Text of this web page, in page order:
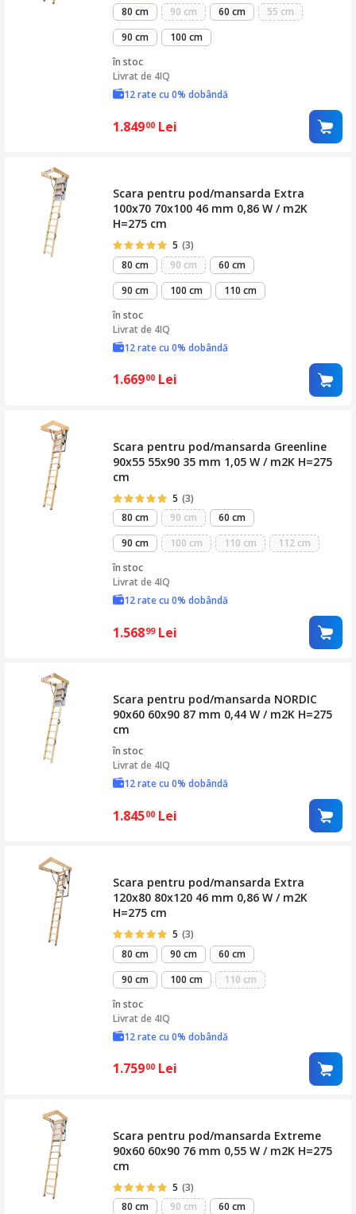
80 cm
90 cm 60 cm
55 cm
90 cm
100 cm
în stoc
Livrat de 4IQ
12 rate cu 0% dobândă
1.84900 Lei
Scara pentru pod/mansarda Extra
100x70 70x100 46 mm 0,86 W / m2K
H=275 cm
5 (3)
80 cm
90 cm
60 cm
90 cm
100 cm
110 cm
în stoc
Livrat de 4IQ
12 rate cu 0% dobândă
1.66900 Lei
Scara pentru pod/mansarda Greenline
90x55 55x90 35 mm 1,05 W / m2K H=275
cm
5 (3)
80 cm
90 cm
60 cm
90 cm
100 cm 110 cm
112 cm
în stoc
Livrat de 4IQ
12 rate cu 0% dobândă
1.56899 Lei
Scara pentru pod/mansarda NORDIC
90x60 60x90 87 mm 0,44 W / m2K H=275
cm
în stoc
Livrat de 4IQ
12 rate cu 0% dobândă
1.84500 Lei
Scara pentru pod/mansarda Extra
120x80 80x120 46 mm 0,86 W / m2K
H=275 cm
5 (3)
80 cm
90 cm
60 cm
90 cm
100 cm
110 cm
în stoc
Livrat de 4IQ
12 rate cu 0% dobândă
1.75900 Lei
Scara pentru pod/mansarda Extreme
90x60 60x90 76 mm 0,55 W / m2K H=275
cm
5 (3)
80 cm
90 cm
60 cm